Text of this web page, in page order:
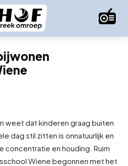
weet dat kinderen graag buiten
dag stil zitten is onnatuurlijk en
concentratie en houding. Ruim
Wiene begonnen met het